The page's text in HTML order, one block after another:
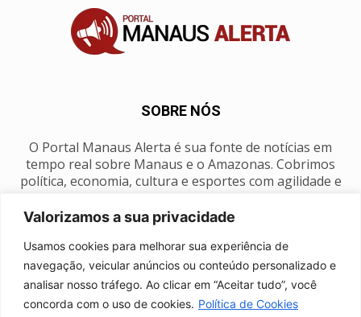
Valorizamos a sua privacidade
Usamos cookies para melhorar sua experiência de
navegação, veicular anúncios ou conteúdo personalizado e
analisar nosso tráfego. Ao clicar em “Aceitar tudo”, você
concorda com o uso de cookies. Política de Cookies
SOBRE NÓS
O Portal Manaus Alerta é sua fonte de notícias em
tempo real sobre Manaus e o Amazonas. Cobrimos
política, economia, cultura e esportes com agilidade e
SIGA-NOS